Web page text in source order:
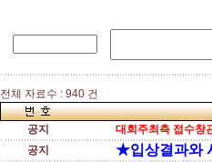
전체 자료수 : 940 건
공지
대회주최측 접수창
공지
★입상결과와